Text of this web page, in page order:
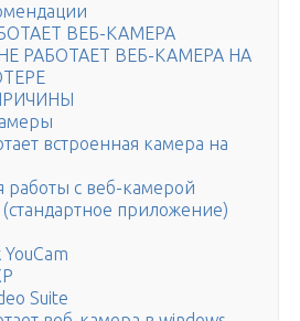
ВЕБ-КАМЕРА
РАБОТАЕТ ВЕБ-КАМЕРА НА
встроенная камера на
с веб-камерой
приложение)
Suite